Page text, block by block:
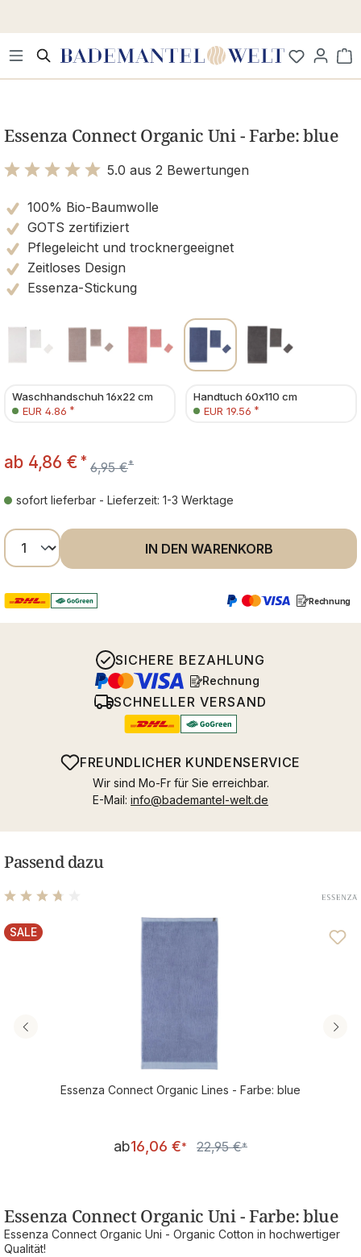
Essenza Connect Organic Uni - Farbe: blue
5.0 aus 2 Bewertungen
100% Bio-Baumwolle
GOTS zertifiziert
Pflegeleicht und trocknergeeignet
Zeitloses Design
Essenza-Stickung
Waschhandschuh 16x22 cm
EUR 4.86 *
Handtuch 60x110 cm
EUR 19.56 *
ab 4,86 € * 6,95 €*
sofort lieferbar - Lieferzeit: 1-3 Werktage
Produkt Anzahl: Gib den gewünschten
IN DEN WARENKORB
Rechnung
SICHERE BEZAHLUNG
Rechnung
SCHNELLER VERSAND
FREUNDLICHER KUNDENSERVICE
Wir sind Mo-Fr für Sie erreichbar.
E-Mail: info@bademantel-welt.de
Passend dazu
Durchschnittliche Bewertung von 3.75 von 5 Sternen
RABATT
SALE
Essenza Connect Organic Lines - Farbe: blue
Verkaufspreis:
ab16,06 €* Regulärer Preis:
22,95 €*
Essenza Connect Organic Uni - Farbe: blue
Essenza Connect Organic Uni - Organic Cotton in hochwertiger
Qualität!